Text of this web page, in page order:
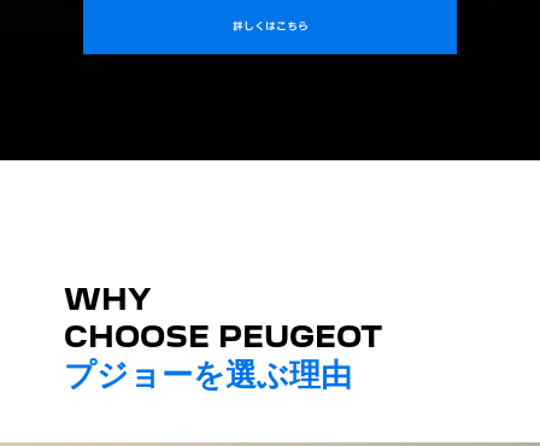
詳しくはこちら
WHY
CHOOSE PEUGEOT
プジョーを選ぶ理由